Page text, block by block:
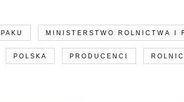
MINISTERSTWO ROLNICTWA I
POLSKA PRODUCENCI